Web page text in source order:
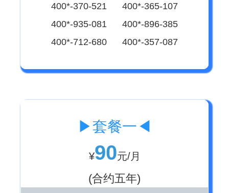
400*-370-521 400*-365-107
400*-935-081 400*-896-385
400*-712-680 400*-357-087
▶套餐一◀
¥90元/月
(合约五年)